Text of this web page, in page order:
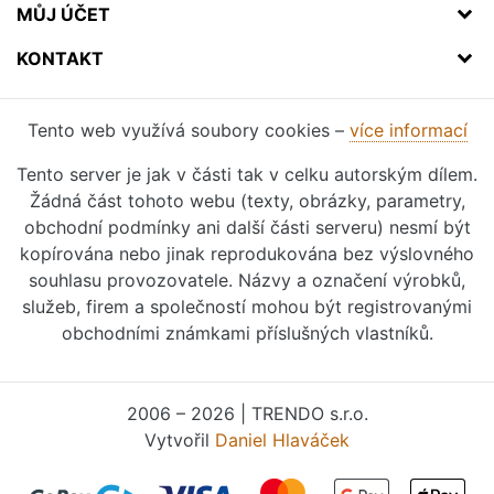
MŮJ ÚČET
KONTAKT
Tento web využívá soubory cookies – více informací
Tento server je jak v části tak v celku autorským dílem.
Žádná část tohoto webu (texty, obrázky, parametry,
obchodní podmínky ani další části serveru) nesmí být
kopírována nebo jinak reprodukována bez výslovného
souhlasu provozovatele. Názvy a označení výrobků,
služeb, firem a společností mohou být registrovanými
obchodními známkami příslušných vlastníků.
2006 – 2026 | TRENDO s.r.o.
Vytvořil Daniel Hlaváček